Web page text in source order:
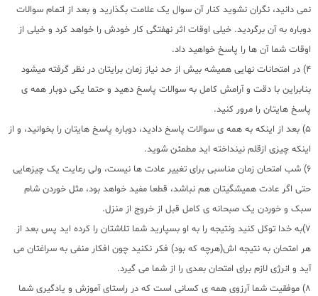
نمی دانید، نگران نشوید کنار آن سوال یک علامت بگذارید و بعد از اتمام سوالات
دوباره به آن برگردید. خیلی اوقات اثر نهفتگی کار خودش را خواهد کرد و خیلی از
اوقات شما آن ها را پاسخ خواهید داد.
4) در امتحانات نهایی همیشه بیش از حد نیاز زمان برایتان در نظر گرفته میشود
بنابراین با دقت و آرامش کامل به سوالات پاسخ دهید و حتما یکی دوبار همه ی
پاسخ هایتان را مرور کنید.
5) بعد از اینکه به همه ی سوالات پاسخ دادید، دوباره پاسخ هایتان را بخوانید، و از
اینکه چیزی ازقلم نینداخته اید مطمئن شوید.
6) شب امتحان زمان مناسبی برای تغییر عادت ها نیست، ولی رعایت یک چیزهایی
حتی اگر عادت همیشگیتان هم نباشد، قطعا مفید خواهد بود، مثل خوردن شام
سبک و خوردن یک صبحانه ی کامل قبل از خروج از منزل.
7)به خدا توکل کنید ونتیجه را به او بسپارید شما تلاشتان را کرده اید پس بعد از
هر امتحان به نتیجه اش(هرچه که بود) فکر نکنید چون افکار منفی به سراغتان می
آید و انرژی لازم برای امتحان بعدی را از شما می گیرد.
8) موفقیت شما آرزوی همه ی کسانی است که در راستای آموزش و یادگیری شما